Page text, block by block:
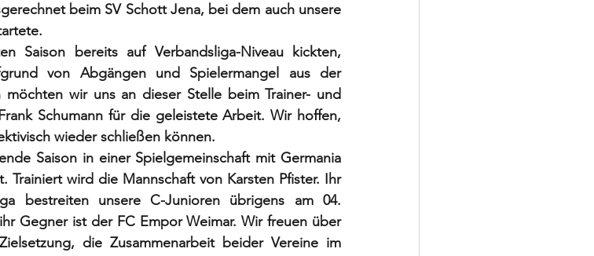
beim SV Schott Jena, bei dem auch unsere
Saison bereits auf Verbandsliga-Niveau kickten,
von Abgängen und Spielermangel aus der
möchten wir uns an dieser Stelle beim Trainer- und
Schumann für die geleistete Arbeit. Wir hoffen,
wieder schließen können.
Saison in einer Spielgemeinschaft mit Germania
Trainiert wird die Mannschaft von Karsten Pfister. Ihr
bestreiten unsere C-Junioren übrigens am 04.
Gegner ist der FC Empor Weimar. Wir freuen über
die Zusammenarbeit beider Vereine im